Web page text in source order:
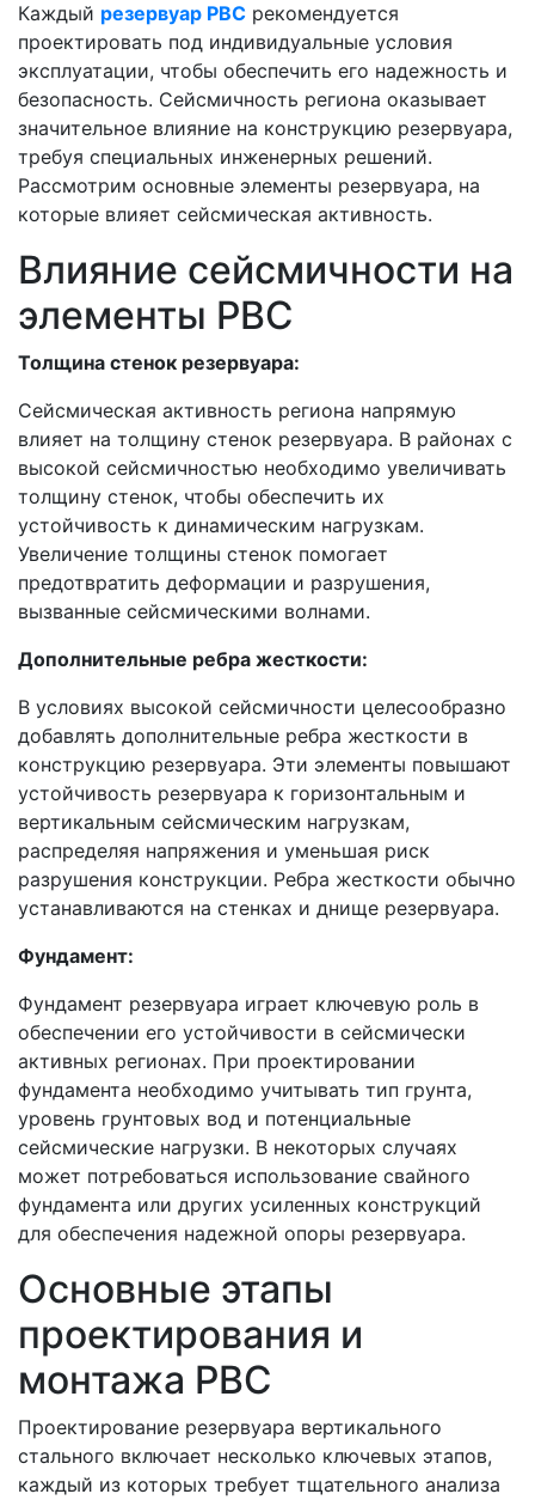
Каждый резервуар РВС рекомендуется
проектировать под индивидуальные условия
эксплуатации, чтобы обеспечить его надежность и
безопасность. Сейсмичность региона оказывает
значительное влияние на конструкцию резервуара,
требуя специальных инженерных решений.
Рассмотрим основные элементы резервуара, на
которые влияет сейсмическая активность.
Влияние сейсмичности на
элементы РВС
Толщина стенок резервуара:
Сейсмическая активность региона напрямую
влияет на толщину стенок резервуара. В районах с
высокой сейсмичностью необходимо увеличивать
толщину стенок, чтобы обеспечить их
устойчивость к динамическим нагрузкам.
Увеличение толщины стенок помогает
предотвратить деформации и разрушения,
вызванные сейсмическими волнами.
Дополнительные ребра жесткости:
В условиях высокой сейсмичности целесообразно
добавлять дополнительные ребра жесткости в
конструкцию резервуара. Эти элементы повышают
устойчивость резервуара к горизонтальным и
вертикальным сейсмическим нагрузкам,
распределяя напряжения и уменьшая риск
разрушения конструкции. Ребра жесткости обычно
устанавливаются на стенках и днище резервуара.
Фундамент:
Фундамент резервуара играет ключевую роль в
обеспечении его устойчивости в сейсмически
активных регионах. При проектировании
фундамента необходимо учитывать тип грунта,
уровень грунтовых вод и потенциальные
сейсмические нагрузки. В некоторых случаях
может потребоваться использование свайного
фундамента или других усиленных конструкций
для обеспечения надежной опоры резервуара.
Основные этапы
проектирования и
монтажа РВС
Проектирование резервуара вертикального
стального включает несколько ключевых этапов,
каждый из которых требует тщательного анализа